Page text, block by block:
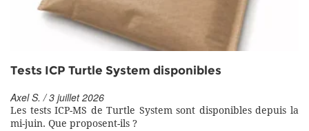
Tests ICP Turtle System disponibles
Axel S. / 3 juillet 2026
Les tests ICP-MS de Turtle System sont disponibles depuis la
mi-juin. Que proposent-ils ?